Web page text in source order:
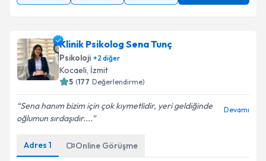
Klinik Psikolog Sena Tunç
Psikoloji +2 diğer
Kocaeli, İzmit
5 (177 Değerlendirme)
Sena hanım bizim için çok kıymetlidir, yeri geldiğinde
oğlumun sırdaşıdır....
Devamı
Adres 1 Online Görüşme